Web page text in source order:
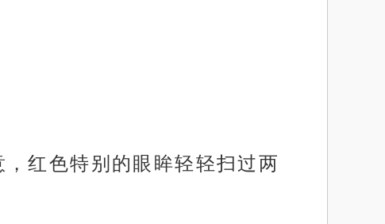
红色特别的眼眸轻轻扫过两